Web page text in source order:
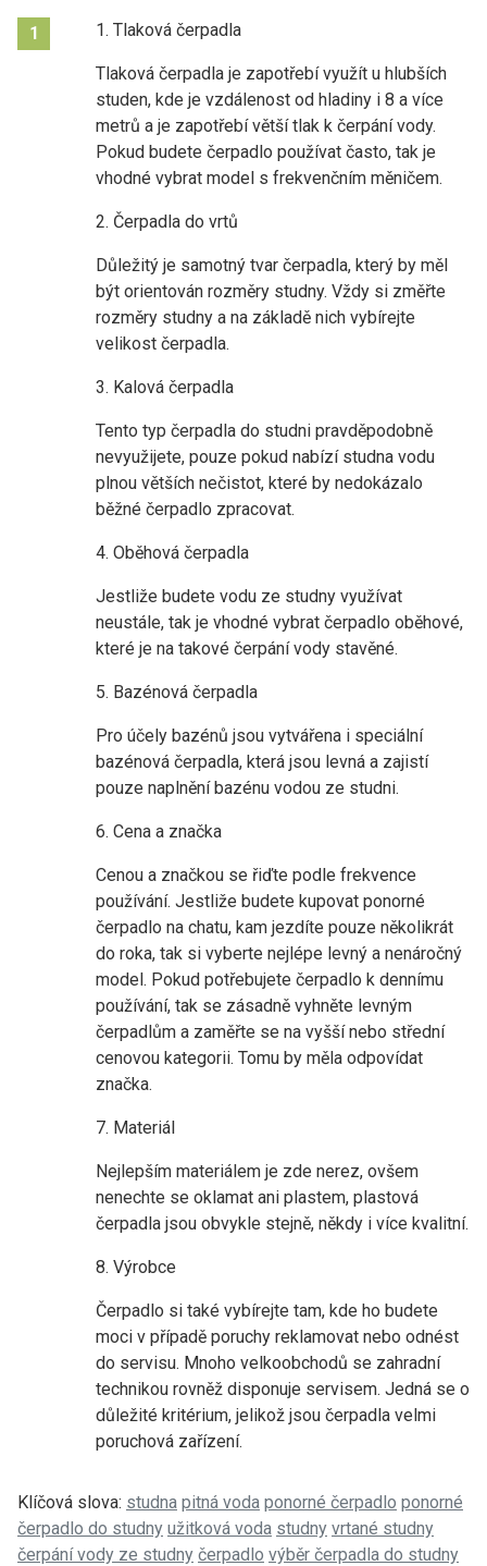
1 1. Tlaková čerpadla
Tlaková čerpadla je zapotřebí využít u hlubších
studen, kde je vzdálenost od hladiny i 8 a více
metrů a je zapotřebí větší tlak k čerpání vody.
Pokud budete čerpadlo používat často, tak je
vhodné vybrat model s frekvenčním měničem.
2. Čerpadla do vrtů
Důležitý je samotný tvar čerpadla, který by měl
být orientován rozměry studny. Vždy si změřte
rozměry studny a na základě nich vybírejte
velikost čerpadla.
3. Kalová čerpadla
Tento typ čerpadla do studni pravděpodobně
nevyužijete, pouze pokud nabízí studna vodu
plnou větších nečistot, které by nedokázalo
běžné čerpadlo zpracovat.
4. Oběhová čerpadla
Jestliže budete vodu ze studny využívat
neustále, tak je vhodné vybrat čerpadlo oběhové,
které je na takové čerpání vody stavěné.
5. Bazénová čerpadla
Pro účely bazénů jsou vytvářena i speciální
bazénová čerpadla, která jsou levná a zajistí
pouze naplnění bazénu vodou ze studni.
6. Cena a značka
Cenou a značkou se řiďte podle frekvence
používání. Jestliže budete kupovat ponorné
čerpadlo na chatu, kam jezdíte pouze několikrát
do roka, tak si vyberte nejlépe levný a nenáročný
model. Pokud potřebujete čerpadlo k dennímu
používání, tak se zásadně vyhněte levným
čerpadlům a zaměřte se na vyšší nebo střední
cenovou kategorii. Tomu by měla odpovídat
značka.
7. Materiál
Nejlepším materiálem je zde nerez, ovšem
nenechte se oklamat ani plastem, plastová
čerpadla jsou obvykle stejně, někdy i více kvalitní.
8. Výrobce
Čerpadlo si také vybírejte tam, kde ho budete
moci v případě poruchy reklamovat nebo odnést
do servisu. Mnoho velkoobchodů se zahradní
technikou rovněž disponuje servisem. Jedná se o
důležité kritérium, jelikož jsou čerpadla velmi
poruchová zařízení.
Klíčová slova: studna pitná voda ponorné čerpadlo ponorné
čerpadlo do studny užitková voda studny vrtané studny
čerpání vody ze studny čerpadlo výběr čerpadla do studny